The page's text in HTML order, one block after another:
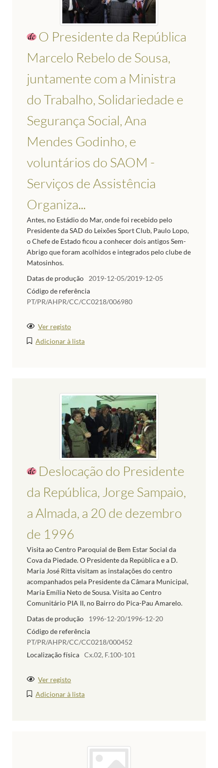
O Presidente da República
Marcelo Rebelo de Sousa,
juntamente com a Ministra
do Trabalho, Solidariedade e
Segurança Social, Ana
Mendes Godinho, e
voluntários do SAOM -
Serviços de Assistência
Organiza...
Antes, no Estádio do Mar, onde foi recebido pelo
Presidente da SAD do Leixões Sport Club, Paulo Lopo,
o Chefe de Estado ficou a conhecer dois antigos Sem-
Abrigo que foram acolhidos e integrados pelo clube de
Matosinhos.
Datas de produção
2019-12-05/2019-12-05
Código de referência
PT/PR/AHPR/CC/CC0218/006980
Ver registo
Adicionar à lista
Deslocação do Presidente
da República, Jorge Sampaio,
a Almada, a 20 de dezembro
de 1996
Visita ao Centro Paroquial de Bem Estar Social da
Cova da Piedade. O Presidente da República e a D.
Maria José Ritta visitam as instalações do centro
acompanhados pela Presidente da Câmara Municipal,
Maria Emília Neto de Sousa. Visita ao Centro
Comunitário PIA II, no Bairro do Pica-Pau Amarelo.
Datas de produção
1996-12-20/1996-12-20
Código de referência
PT/PR/AHPR/CC/CC0218/000452
Localização física Cx.02, F.100-101
Ver registo
Adicionar à lista